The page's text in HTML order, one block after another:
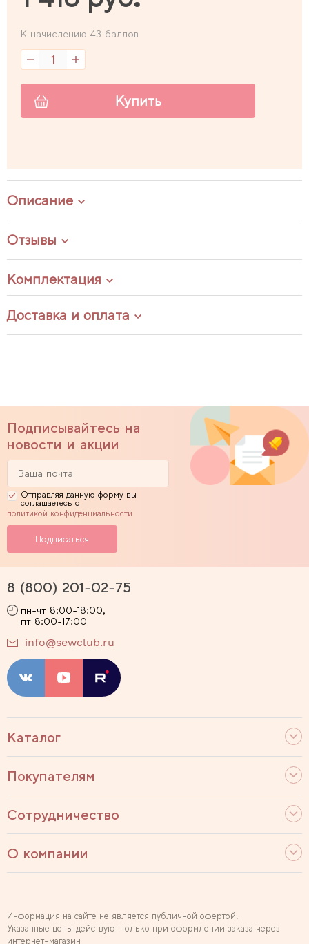
К начислению 43 баллов
Купить
Описание
Отзывы
Комплектация
Доставка и оплата
Подписывайтесь на
новости и акции
Отправляя данную форму вы
соглашаетесь с
политикой конфиденциальности
Каталог
Покупателям
Сотрудничество
О компании
8 (800) 201-02-75
пн-чт 8:00-18:00,
пт 8:00-17:00
info@sewclub.ru
Информация на сайте не является публичной офертой.
Указанные цены действуют только при оформлении заказа через
интернет-магазин